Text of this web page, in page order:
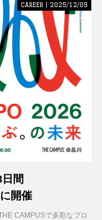
CAREER | 2025/12/05
日間
開催
CAMPUSで多彩なプロ